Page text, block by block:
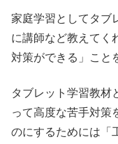
家庭学習としてタブ
に講師など教えてく
対策ができる」こと
タブレット学習教材
って高度な苦手対策
のにするためには「